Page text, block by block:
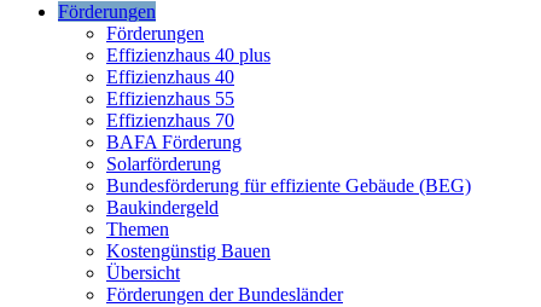
Förderungen
Förderungen
Effizienzhaus 40 plus
Effizienzhaus 40
Effizienzhaus 55
Effizienzhaus 70
BAFA Förderung
Solarförderung
Bundesförderung für effiziente Gebäude (BEG)
Baukindergeld
Themen
Kostengünstig Bauen
Übersicht
Förderungen der Bundesländer